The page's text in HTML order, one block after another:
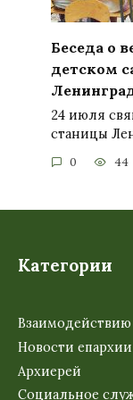
Беседа о
детском
24 июля
станицы
0 44
Категории
Взаимодействию
Новости епархии
Архиерей
Социальное